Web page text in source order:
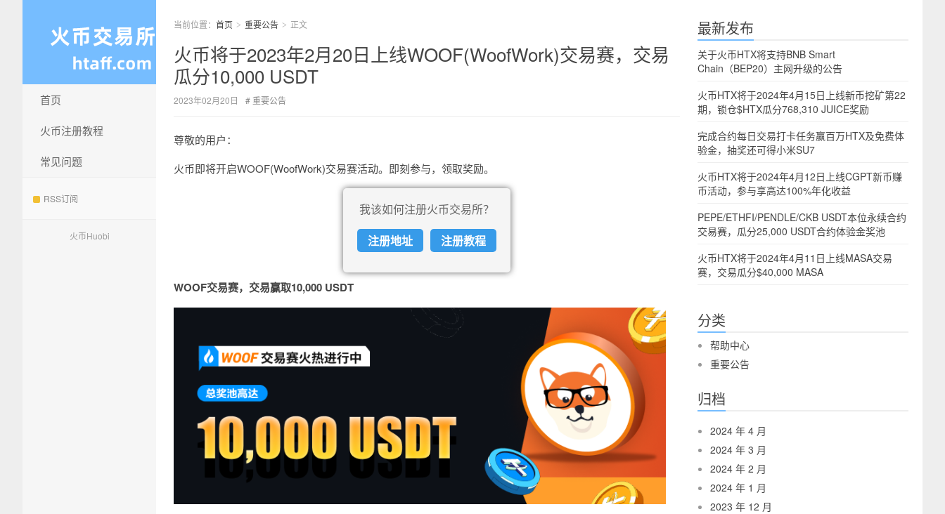
首页
火币注册教程
常见问题
RSS订阅
火币Huobi
当前位置： 首页 > 重要公告 > 正文
火币将于2023年2月20日上线WOOF(WoofWork)交易赛，交易
瓜分10,000 USDT
2023年02月20日 重要公告
尊敬的用户：
火币即将开启WOOF(WoofWork)交易赛活动。即刻参与，领取奖励。
我该如何注册火币交易所？
注册地址
注册教程
WOOF交易赛，交易赢取10,000 USDT
最新发布
关于火币HTX将支持BNB Smart
Chain（BEP20）主网升级的公告
火币HTX将于2024年4月15日上线新币挖矿第22
期，锁仓$HTX瓜分768,310 JUICE奖励
完成合约每日交易打卡任务赢百万HTX及免费体
验金，抽奖还可得小米SU7
火币HTX将于2024年4月12日上线CGPT新币赚
币活动，参与享高达100%年化收益
PEPE/ETHFI/PENDLE/CKB USDT本位永续合约
交易赛，瓜分25,000 USDT合约体验金奖池
火币HTX将于2024年4月11日上线MASA交易
赛，交易瓜分$40,000 MASA
分类
帮助中心
重要公告
归档
2024 年 4 月
2024 年 3 月
2024 年 2 月
2024 年 1 月
2023 年 12 月